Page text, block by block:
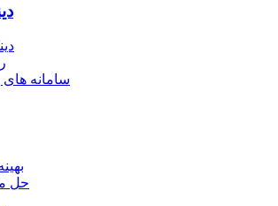
سامانه های
حل